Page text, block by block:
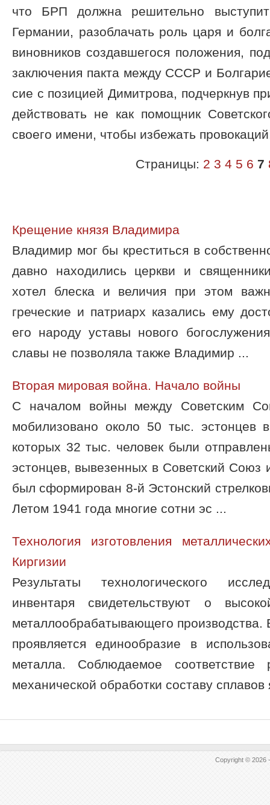
что БРП должна решительно
Герма­нии, разоблачать роль царя и
винов­ников создавшегося положения,
за­ключения пакта между СССР и
сие с позицией Димитрова, подчеркнув
действовать не как помощник
своего имени, чтобы избежать
Страницы: 2 3 4 5 6 7
Крещение князя Владимира
Владимир мог бы креститься в
давно находились церкви и
хотел блеска и величия при этом
греческие и патриарх казались ему
его народу уставы нового
славы не позволяла также Владимир ...
Вторая мировая война. Начало войны
С началом войны между Советским
мобилизовано около 50 тыс. эстонцев
которых 32 тыс. человек были
эстонцев, вывезенных в Советский
был сформирован 8-й Эстонский
Летом 1941 года многие сотни эс ...
Технология изготовления
Киргизии
Результаты технологического
инвентаря свидетельствуют о
металлообрабатывающего производства.
проявляется единообразие в
металла. Соблюдаемое
механической обработки составу сплавов
Copyright © 2026